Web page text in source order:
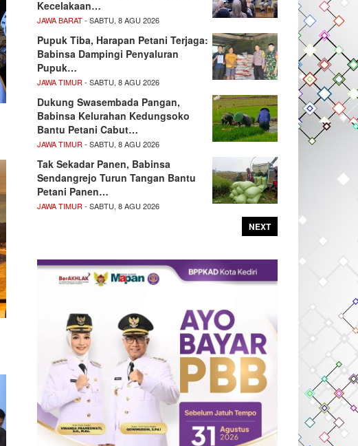
Kecelakaan…
JAWA BARAT- SABTU, 8 AGU 2026
Pupuk Tiba, Harapan Petani Terjaga:
Babinsa Dampingi Penyaluran
Pupuk…
JAWA TIMUR - SABTU, 8 AGU 2026
Dukung Swasembada Pangan,
Babinsa Kelurahan Kedungsoko
Bantu Petani Cabut…
JAWA TIMUR - SABTU, 8 AGU 2026
Tak Sekadar Panen, Babinsa
Sendangrejo Turun Tangan Bantu
Petani Panen…
JAWA TIMUR - SABTU, 8 AGU 2026
NEXT